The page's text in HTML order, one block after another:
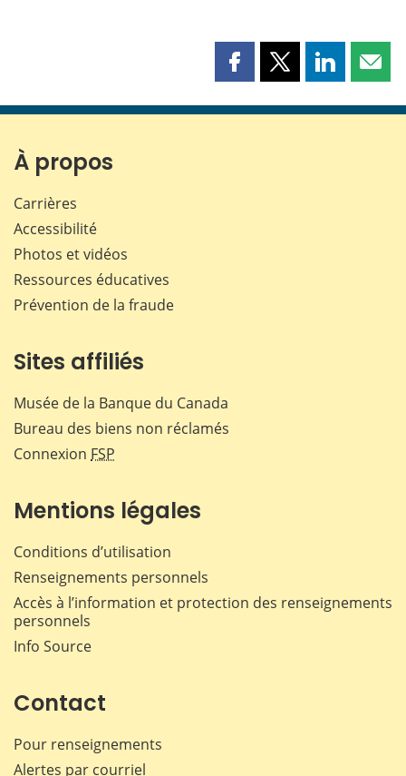
Partager
page
Partager
page
Partager
page page
À propos
Carrières
Accessibilité
Photos et vidéos
Ressources éducatives
Prévention de la fraude
Sites affiliés
Musée de la Banque du Canada
Bureau des biens non réclamés
Connexion FSP
Mentions légales
Conditions d’utilisation
Renseignements personnels
Accès à l’information et protection des renseignements
personnels
Info Source
Contact
Pour renseignements
Alertes par courriel